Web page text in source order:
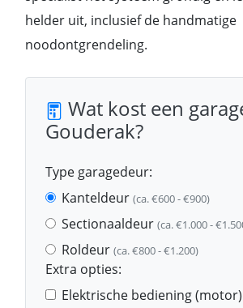
helder uit, inclusief de handmatige
noodontgrendeling.
Wat kost een
Gouderak?
Type garagedeur:
Kanteldeur (ca. €600 - €900)
Sectionaaldeur (ca. €1.000 -
Roldeur (ca. €800 - €1.200)
Extra opties:
Elektrische bediening (motor)